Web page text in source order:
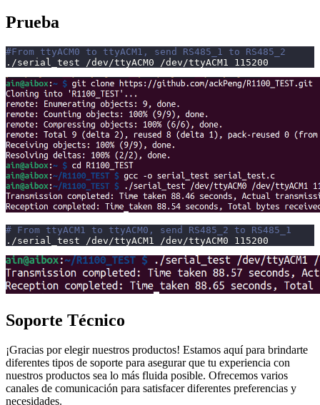
Prueba
#From ttyACM0 to ttyACM1, send RS485_1 to RS485_2
./serial_test /dev/ttyACM0 /dev/ttyACM1 115200
# From ttyACM1 to ttyACM0, send RS485_2 to RS485_1
./serial_test /dev/ttyACM1 /dev/ttyACM0 115200
Soporte Técnico
¡Gracias por elegir nuestros productos! Estamos aquí para brindarte
diferentes tipos de soporte para asegurar que tu experiencia con
nuestros productos sea lo más fluida posible. Ofrecemos varios
canales de comunicación para satisfacer diferentes preferencias y
necesidades.